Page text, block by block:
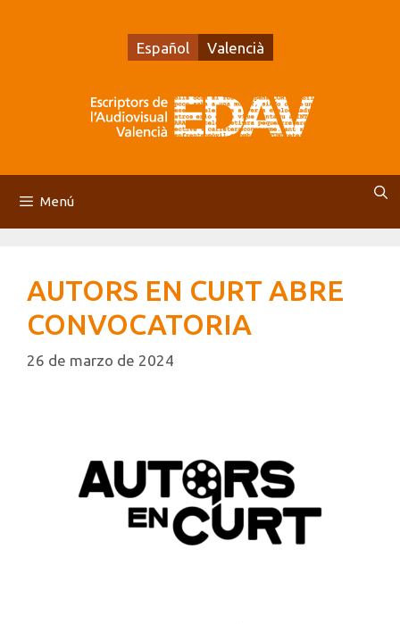
Español Valencià
Menú
AUTORS EN CURT ABRE
CONVOCATORIA
26 de marzo de 2024